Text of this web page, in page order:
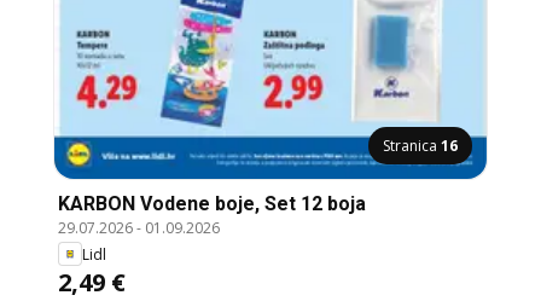
Stranica 16
KARBON Vodene boje, Set 12 boja
29.07.2026- 01.09.2026
Lidl
2,49 €